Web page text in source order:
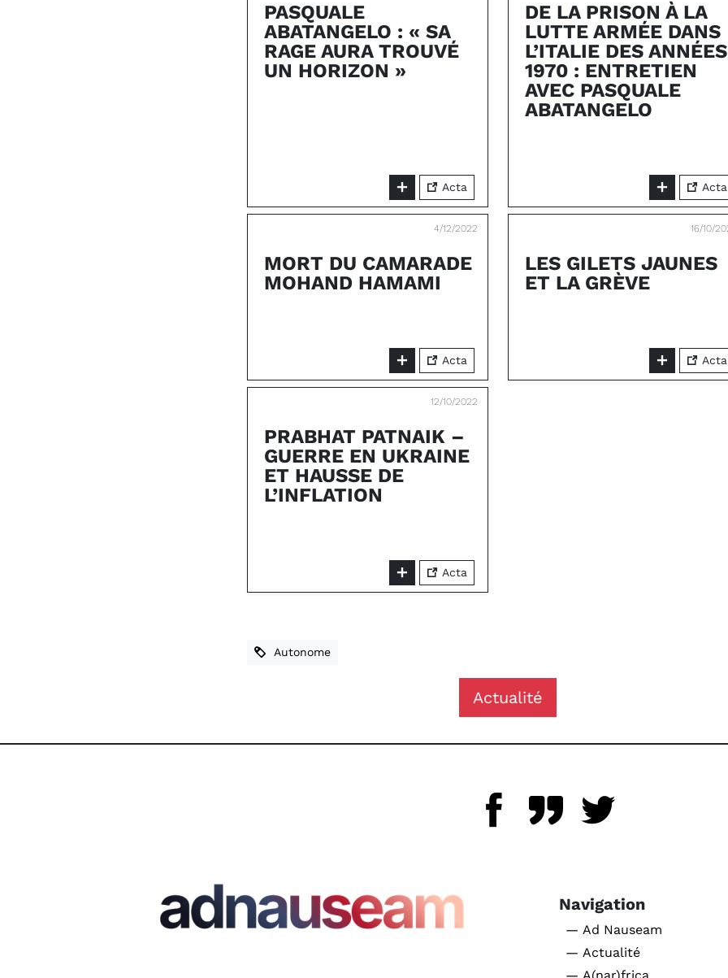
PASQUALE
ABATANGELO : « SA
RAGE AURA TROUVÉ
UN HORIZON »
Acta
DE LA PRISON À LA
LUTTE ARMÉE DANS
L’ITALIE DES ANNÉES
1970 : ENTRETIEN
AVEC PASQUALE
ABATANGELO
Acta
4/12/2022
MORT DU CAMARADE
MOHAND HAMAMI
Acta
16/10/
LES GILETS JAUNES
ET LA GRÈVE
Acta
12/10/2022
PRABHAT PATNAIK –
GUERRE EN UKRAINE
ET HAUSSE DE
L’INFLATION
Acta
Autonome
Actualité
Navigation
— Ad Nauseam
— Actualité